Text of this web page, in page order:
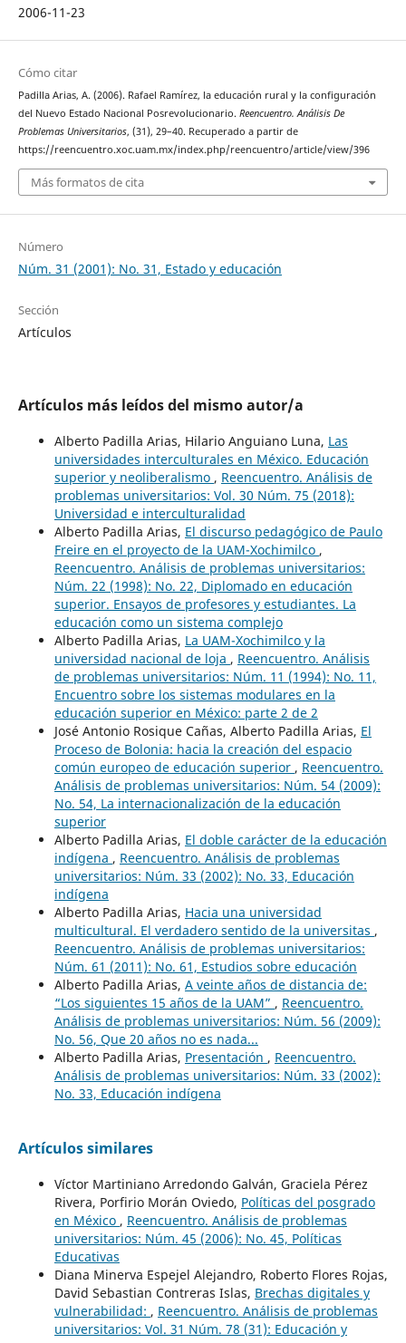
2006-11-23
Cómo citar
Padilla Arias, A. (2006). Rafael Ramírez, la educación rural y la configuración
del Nuevo Estado Nacional Posrevolucionario. Reencuentro. Análisis De
Problemas Universitarios, (31), 29–40. Recuperado a partir de
https://reencuentro.xoc.uam.mx/index.php/reencuentro/article/view/396
Más formatos de cita
Número
Núm. 31 (2001): No. 31, Estado y educación
Sección
Artículos
Artículos más leídos del mismo autor/a
Alberto Padilla Arias, Hilario Anguiano Luna, Las
universidades interculturales en México. Educación
superior y neoliberalismo , Reencuentro. Análisis de
problemas universitarios: Vol. 30 Núm. 75 (2018):
Universidad e interculturalidad
Alberto Padilla Arias, El discurso pedagógico de Paulo
Freire en el proyecto de la UAM-Xochimilco ,
Reencuentro. Análisis de problemas universitarios:
Núm. 22 (1998): No. 22, Diplomado en educación
superior. Ensayos de profesores y estudiantes. La
educación como un sistema complejo
Alberto Padilla Arias, La UAM-Xochimilco y la
universidad nacional de loja , Reencuentro. Análisis
de problemas universitarios: Núm. 11 (1994): No. 11,
Encuentro sobre los sistemas modulares en la
educación superior en México: parte 2 de 2
José Antonio Rosique Cañas, Alberto Padilla Arias, El
Proceso de Bolonia: hacia la creación del espacio
común europeo de educación superior , Reencuentro.
Análisis de problemas universitarios: Núm. 54 (2009):
No. 54, La internacionalización de la educación
superior
Alberto Padilla Arias, El doble carácter de la educación
indígena , Reencuentro. Análisis de problemas
universitarios: Núm. 33 (2002): No. 33, Educación
indígena
Alberto Padilla Arias, Hacia una universidad
multicultural. El verdadero sentido de la universitas ,
Reencuentro. Análisis de problemas universitarios:
Núm. 61 (2011): No. 61, Estudios sobre educación
Alberto Padilla Arias, A veinte años de distancia de:
“Los siguientes 15 años de la UAM” , Reencuentro.
Análisis de problemas universitarios: Núm. 56 (2009):
No. 56, Que 20 años no es nada...
Alberto Padilla Arias, Presentación , Reencuentro.
Análisis de problemas universitarios: Núm. 33 (2002):
No. 33, Educación indígena
Artículos similares
Víctor Martiniano Arredondo Galván, Graciela Pérez
Rivera, Porfirio Morán Oviedo, Políticas del posgrado
en México , Reencuentro. Análisis de problemas
universitarios: Núm. 45 (2006): No. 45, Políticas
Educativas
Diana Minerva Espejel Alejandro, Roberto Flores Rojas,
David Sebastian Contreras Islas, Brechas digitales y
vulnerabilidad: , Reencuentro. Análisis de problemas
universitarios: Vol. 31 Núm. 78 (31): Educación y